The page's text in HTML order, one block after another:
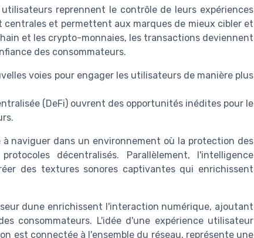
reprennent le contrôle de leurs expériences
et permettent aux marques de mieux cibler et
et les crypto-monnaies, les transactions deviennent
des consommateurs.
voies pour engager les utilisateurs de manière plus
(DeFi) ouvrent des opportunités inédites pour le
naviguer dans un environnement où la protection des
décentralisés. Parallèlement, l'intelligence
des textures sonores captivantes qui enrichissent
dune enrichissent l'interaction numérique, ajoutant
consommateurs. L'idée d'une expérience utilisateur
est connectée à l'ensemble du réseau, représente une